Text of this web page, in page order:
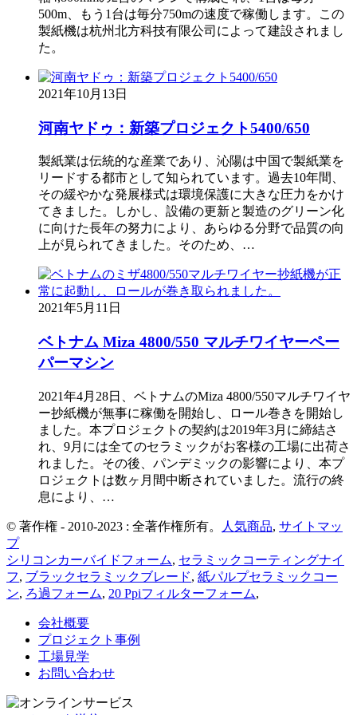
500m、もう1台は毎分750mの速度で稼働します。この
製紙機は杭州北方科技有限公司によって建設されまし
た。
2021年10月13日
河南ヤドゥ：新築プロジェクト5400/650
製紙業は伝統的な産業であり、沁陽は中国で製紙業を
リードする都市として知られています。過去10年間、
その緩やかな発展様式は環境保護に大きな圧力をかけ
てきました。しかし、設備の更新と製造のグリーン化
に向けた長年の努力により、あらゆる分野で品質の向
上が見られてきました。そのため、…
2021年5月11日
ベトナム Miza 4800/550 マルチワイヤーペー
パーマシン
2021年4月28日、ベトナムのMiza 4800/550マルチワイヤ
ー抄紙機が無事に稼働を開始し、ロール巻きを開始し
ました。本プロジェクトの契約は2019年3月に締結さ
れ、9月には全てのセラミックがお客様の工場に出荷さ
れました。その後、パンデミックの影響により、本プ
ロジェクトは数ヶ月間中断されていました。流行の終
息により、…
© 著作権 - 2010-2023 : 全著作権所有。 人気商品, サイトマッ
プ
シリコンカーバイドフォーム, セラミックコーティングナイ
フ, ブラックセラミックブレード, 紙パルプセラミックコー
ン, ろ過フォーム, 20 Ppiフィルターフォーム,
会社概要
プロジェクト事例
工場見学
お問い合わせ